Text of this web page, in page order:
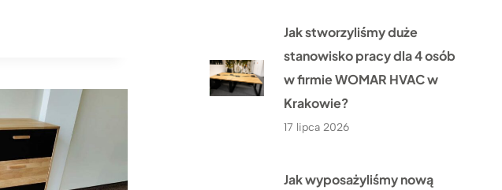
Jak stworzyliśmy duże
stanowisko pracy dla 4 osób
w firmie WOMAR HVAC w
Krakowie?
17 lipca 2026
Jak wyposażyliśmy nową